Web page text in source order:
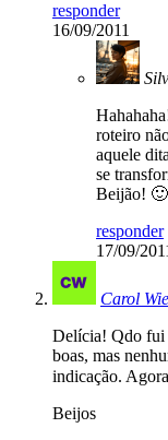
responder
16/09/2011
roteiro
aquele
se
Beijão! 🙂
responder
17/09/
Carol
Delícia! Qdo fui
boas, mas
indicação.
Beijos